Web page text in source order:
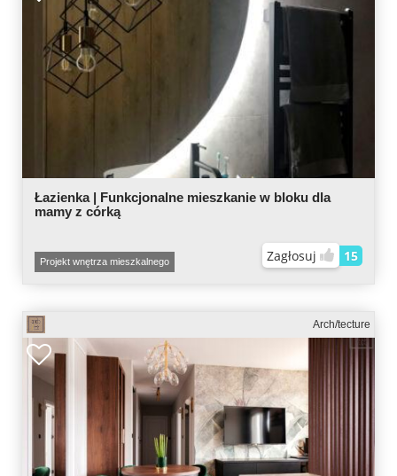
Łazienka | Funkcjonalne mieszkanie w bloku dla
mamy z córką
Projekt wnętrza mieszkalnego Zagłosuj 15
Arch/tecture